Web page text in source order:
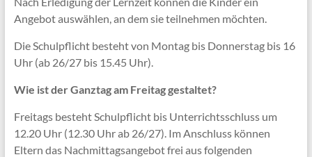
Angebot auswählen, an dem sie teilnehmen möchten.
Die Schulpflicht besteht von Montag bis Donnerstag bis 16
Uhr (ab 26/27 bis 15.45 Uhr).
Wie ist der Ganztag am Freitag gestaltet?
Freitags besteht Schulpflicht bis Unterrichtsschluss um
12.20 Uhr (12.30 Uhr ab 26/27). Im Anschluss können
Eltern das Nachmittagsangebot frei aus folgenden